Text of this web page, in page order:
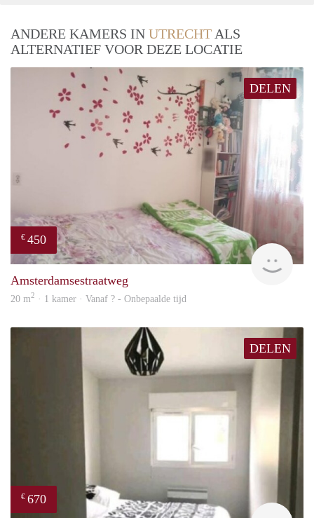
ANDERE KAMERS IN UTRECHTALS
ALTERNATIEF VOOR DEZE LOCATIE
DELEN
€ 450
Amsterdamsestraatweg
20 m2 · 1 kamer · Vanaf ? - Onbepaalde tijd
DELEN
€ 670